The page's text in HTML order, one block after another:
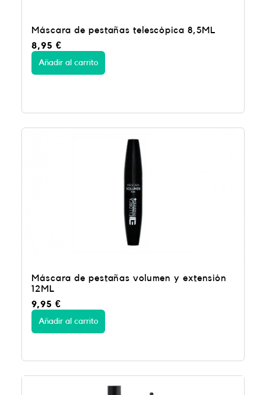
Máscara de pestañas telescópica 8,5ML
8,95 €
Añadir al carrito
Máscara de pestañas volumen y extensión
12ML
9,95 €
Añadir al carrito